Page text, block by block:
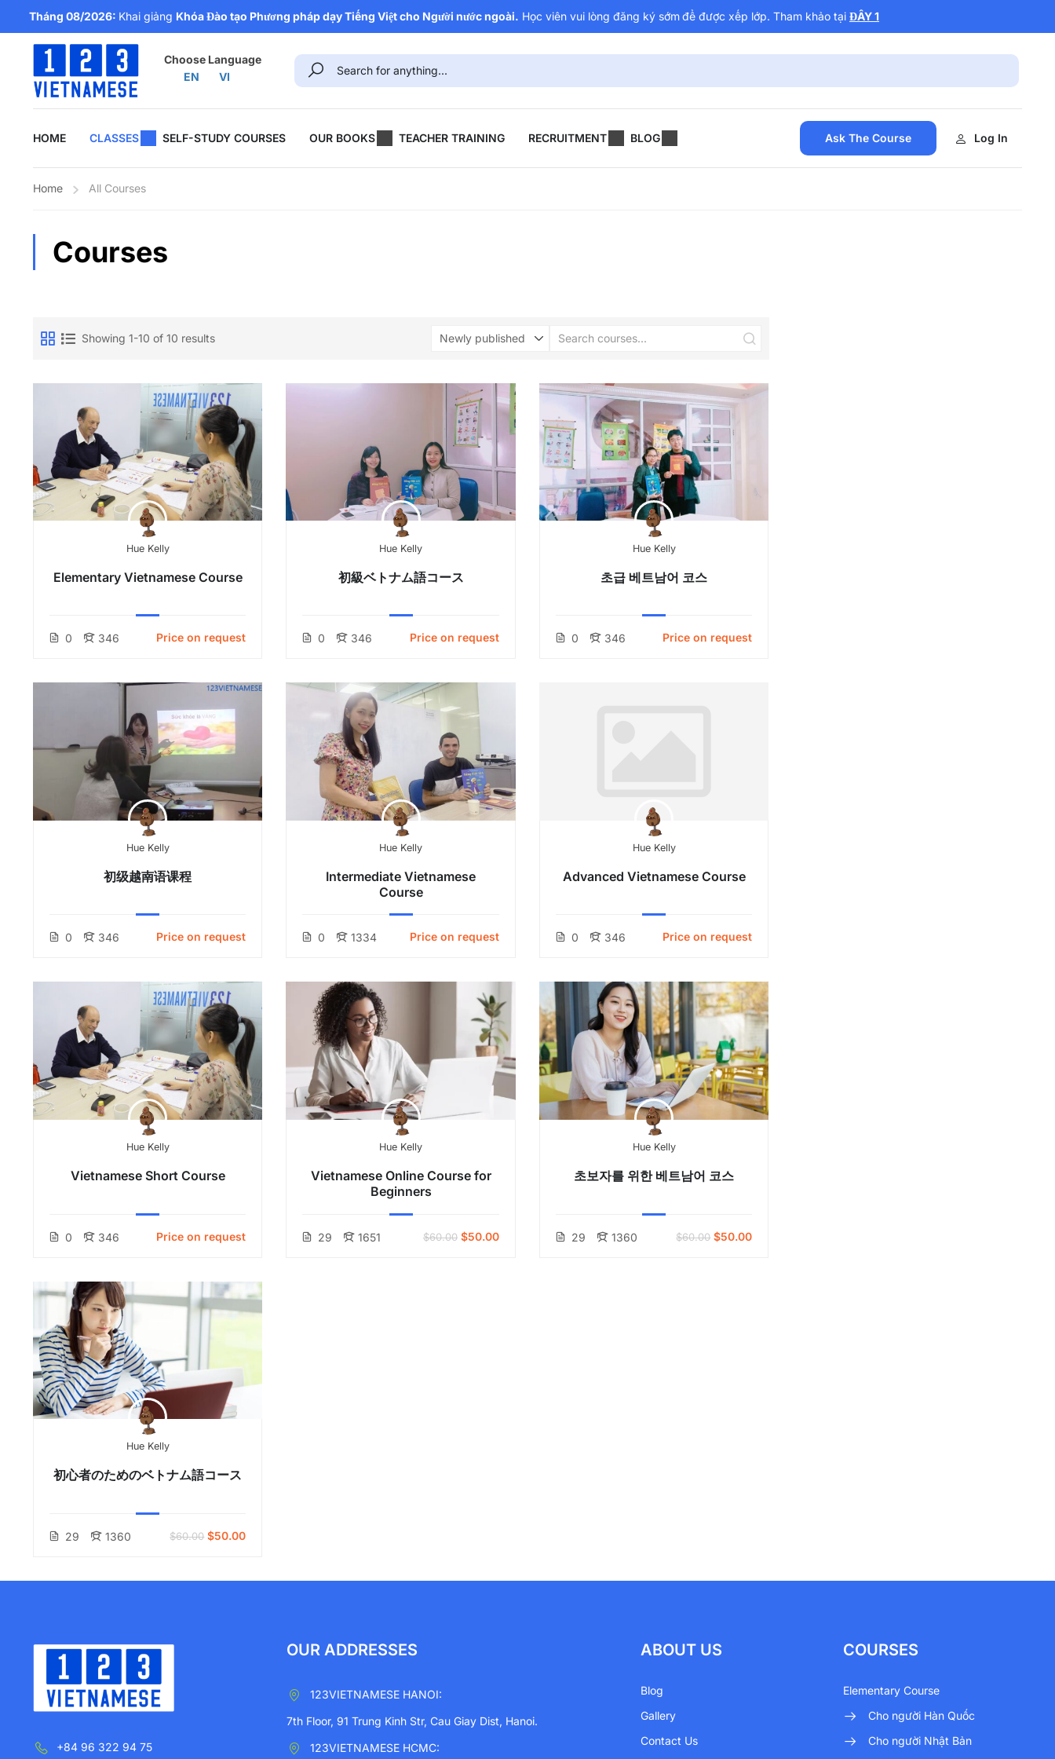
Tháng 08/2026: Khai giảng Khóa Đào tạo Phương pháp dạy Tiếng Việt cho Người nước ngoài. Học viên vui lòng đăng ký sớmđể được xếp lớp. Tham khảo tại ĐÂY 1
Choose Language
EN
VI
HOME CLASSES SELF-STUDY COURSES OUR BOOKS TEACHER TRAINING RECRUITMENT BLOG Ask The Course Log In
Courses
Home All Courses
Showing 1-10 of 10 results
Hue Kelly
Elementary Vietnamese Course
0 346 Price on request
Hue Kelly
初級ベトナム語コース
0 346 Price on request
Hue Kelly
초급 베트남어 코스
0 346 Price on request
Hue Kelly
初级越南语课程
0 346 Price on request
Hue Kelly
Intermediate Vietnamese
Course
0 1334 Price on request
Hue Kelly
Advanced Vietnamese Course
0 346 Price on request
Hue Kelly
Vietnamese Short Course
0 346 Price on request
Hue Kelly
Vietnamese Online Course for
Beginners
29 1651 $60.00 $50.00
Hue Kelly
초보자를 위한 베트남어 코스
29 1360 $60.00 $50.00
Hue Kelly
初心者のためのベトナム語コース
29 1360 $60.00 $50.00
+84 96 322 94 75
OUR ADDRESSES
123VIETNAMESE HANOI:
7th Floor, 91 Trung Kinh Str, Cau Giay Dist, Hanoi.
123VIETNAMESE HCMC:
ABOUT US
Blog
Gallery
Contact Us
COURSES
Elementary Course
Cho người Hàn Quốc
Cho người Nhật Bản